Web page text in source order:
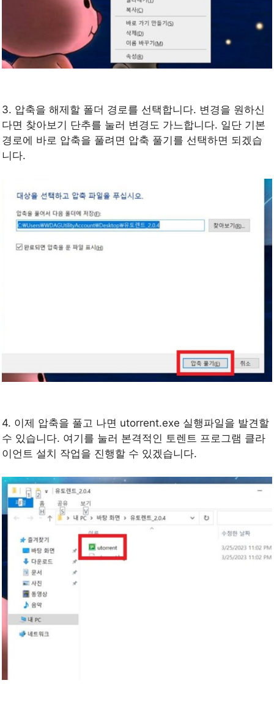
3. 압축을 해제할 폴더 경로를 선택합니다. 변경을 원하신
다면 찾아보기 단추를 눌러 변경도 가느합니다. 일단 기본
경로에 바로 압축을 풀려면 압축 풀기를 선택하면 되겠습
니다.
4. 이제 압축을 풀고 나면 utorrent.exe 실행파일을 발견할
수 있습니다. 여기를 눌러 본격적인 토렌트 프로그램 클라
이언트 설치 작업을 진행할 수 있겠습니다.